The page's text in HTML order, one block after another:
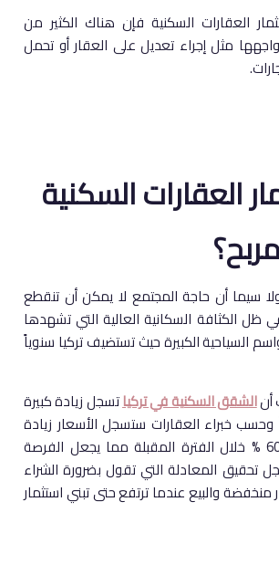
العقارات السكنية فإن هناك الكثير من
مثل إجراء تعديل على العقار أو تحمل
العقارات السكنية
سيما أن حاجة المجتمع لا يمكن أن تنقطع
ظل الكثافة السكانية العالية التي تشهدها
السياحية الكبيرة حيث تستضيف تركيا سنوياً
أنالشقق السكنية في تركياتسجل زيادة كبيرة
خبراء العقارات ستسجل الأسعار زيادة
تتراوح بين 50 % و60 % خلال الفترة المقبلة مما يجعل الفرصة
تحقيق المعادلة التي تقول بضرورة الشراء
والبيع عندما ترتفع حتى تبني استثمار